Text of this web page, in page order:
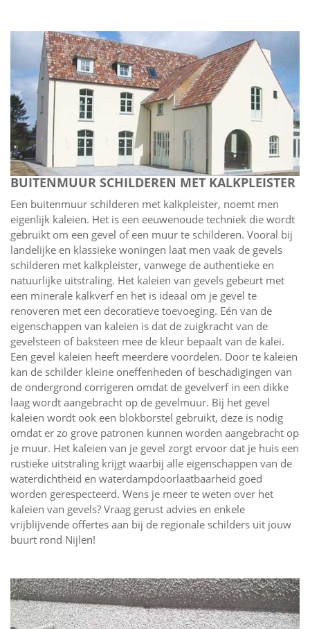
BUITENMUUR SCHILDEREN MET KALKPLEISTER
Een buitenmuur schilderen met kalkpleister, noemt men
eigenlijk kaleien. Het is een eeuwenoude techniek die wordt
gebruikt om een gevel of een muur te schilderen. Vooral bij
landelijke en klassieke woningen laat men vaak de gevels
schilderen met kalkpleister, vanwege de authentieke en
natuurlijke uitstraling. Het kaleien van gevels gebeurt met
een minerale kalkverf en het is ideaal om je gevel te
renoveren met een decoratieve toevoeging. Eén van de
eigenschappen van kaleien is dat de zuigkracht van de
gevelsteen of baksteen mee de kleur bepaalt van de kalei.
Een gevel kaleien heeft meerdere voordelen. Door te kaleien
kan de schilder kleine oneffenheden of beschadigingen van
de ondergrond corrigeren omdat de gevelverf in een dikke
laag wordt aangebracht op de gevelmuur. Bij het gevel
kaleien wordt ook een blokborstel gebruikt, deze is nodig
omdat er zo grove patronen kunnen worden aangebracht op
je muur. Het kaleien van je gevel zorgt ervoor dat je huis een
rustieke uitstraling krijgt waarbij alle eigenschappen van de
waterdichtheid en waterdampdoorlaatbaarheid goed
worden gerespecteerd. Wens je meer te weten over het
kaleien van gevels? Vraag gerust advies en enkele
vrijblijvende offertes aan bij de regionale schilders uit jouw
buurt rond Nijlen!